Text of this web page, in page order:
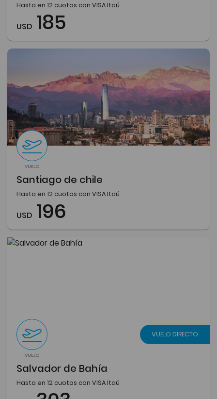
Hasta en 12 cuotas con VISA Itaú
USD 185
VUELO
Santiago de chile
Hasta en 12 cuotas con VISA Itaú
USD 196
VUELO
VUELO DIRECTO
Salvador de Bahía
Hasta en 12 cuotas con VISA Itaú